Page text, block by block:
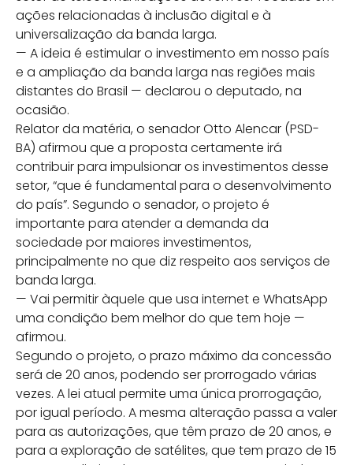
ações relacionadas à inclusão digital e à
universalização da banda larga.
— A ideia é estimular o investimento em nosso país
e a ampliação da banda larga nas regiões mais
distantes do Brasil — declarou o deputado, na
ocasião.
Relator da matéria, o senador Otto Alencar (PSD-
BA) afirmou que a proposta certamente irá
contribuir para impulsionar os investimentos desse
setor, “que é fundamental para o desenvolvimento
do país”. Segundo o senador, o projeto é
importante para atender a demanda da
sociedade por maiores investimentos,
principalmente no que diz respeito aos serviços de
banda larga.
— Vai permitir àquele que usa internet e WhatsApp
uma condição bem melhor do que tem hoje —
afirmou.
Segundo o projeto, o prazo máximo da concessão
será de 20 anos, podendo ser prorrogado várias
vezes. A lei atual permite uma única prorrogação,
por igual período. A mesma alteração passa a valer
para as autorizações, que têm prazo de 20 anos, e
para a exploração de satélites, que tem prazo de 15